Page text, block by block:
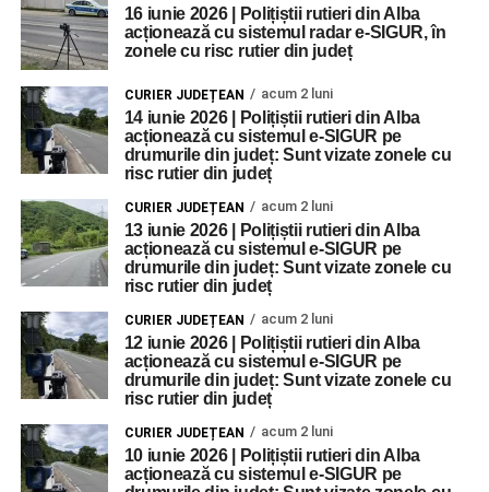
16 iunie 2026 | Polițiștii rutieri din Alba
acționează cu sistemul radar e-SIGUR, în
zonele cu risc rutier din județ
CURIER JUDEȚEAN acum 2 luni
14 iunie 2026 | Polițiștii rutieri din Alba
acționează cu sistemul e-SIGUR pe
drumurile din județ: Sunt vizate zonele cu
risc rutier din județ
CURIER JUDEȚEAN acum 2 luni
13 iunie 2026 | Polițiștii rutieri din Alba
acționează cu sistemul e-SIGUR pe
drumurile din județ: Sunt vizate zonele cu
risc rutier din județ
CURIER JUDEȚEAN acum 2 luni
12 iunie 2026 | Polițiștii rutieri din Alba
acționează cu sistemul e-SIGUR pe
drumurile din județ: Sunt vizate zonele cu
risc rutier din județ
CURIER JUDEȚEAN acum 2 luni
10 iunie 2026 | Polițiștii rutieri din Alba
acționează cu sistemul e-SIGUR pe